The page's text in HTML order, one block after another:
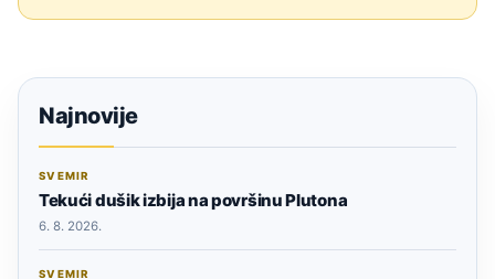
Najnovije
SVEMIR
Tekući dušik izbija na površinu Plutona
6. 8. 2026.
SVEMIR